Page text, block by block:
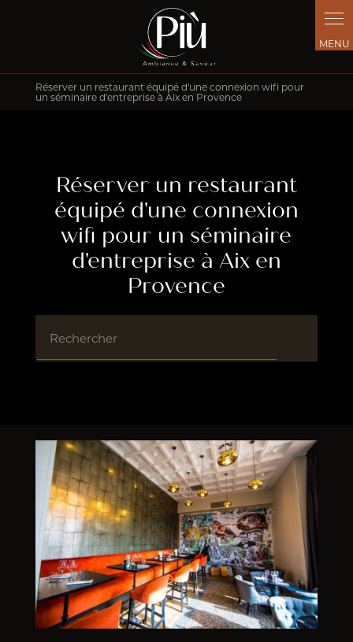
Réserver un restaurant équipé d'une connexion wifi pour
un séminaire d'entreprise à Aix en Provence
Réserver un restaurant
équipé d'une connexion
wifi pour un séminaire
d'entreprise à Aix en
Provence
Rechercher
Panneau de gestion des cookies